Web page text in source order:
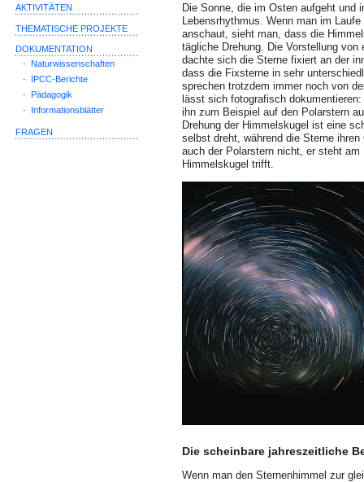
Die Sonne, die im Osten aufgeht und
Lebensrhythmus. Wenn man im
anschaut, sieht man, dass die
tägliche Drehung. Die Vorstellung
dachte sich die Sterne fixiert an der
dass die Fixsterne in sehr
sprechen trotzdem immer noch von
lässt sich fotografisch
ihn zum Beispiel auf den Polarstern
Drehung der Himmelskugel ist eine
selbst dreht, während die Sterne
auch der Polarstern nicht, er steht
Himmelskugel trifft.
Die scheinbare jahreszeitliche
Wenn man den Sternenhimmel zur
AKTIVITÄTEN
THEMATISCHE PROJEKTE
DOKUMENTATION
-
Naturwissenschaften
-
IPCC-Berichte
-
Pädagogik
-
Informationsblätter
FRAGEN